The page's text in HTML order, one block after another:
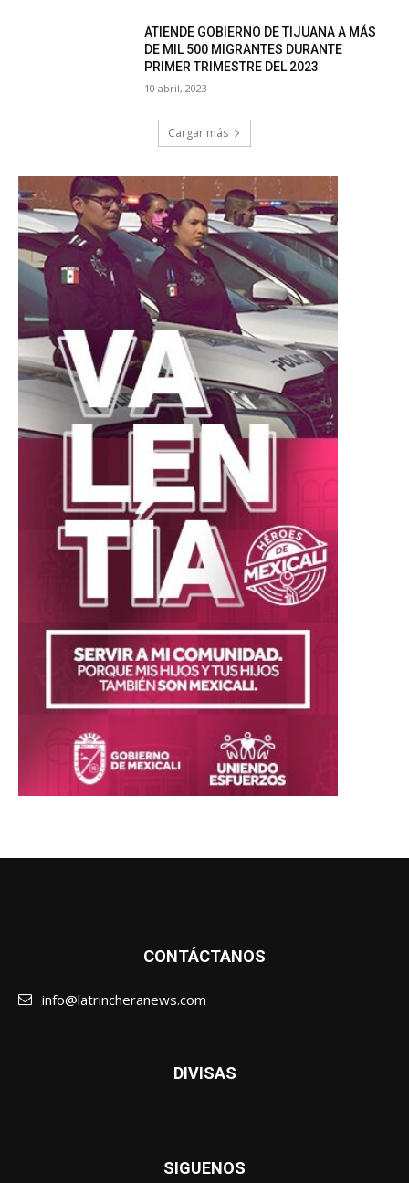
ATIENDE GOBIERNO DE TIJUANA A MÁS
DE MIL 500 MIGRANTES DURANTE
PRIMER TRIMESTRE DEL 2023
10 abril, 2023
Cargar más
CONTÁCTANOS
info@latrincheranews.com
DIVISAS
SIGUENOS